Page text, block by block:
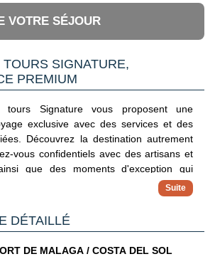
VOTRE SÉJOUR
SIGNATURE,
PREMIUM
tours Signature vous proposent une
exclusive avec des services et des
Découvrez la destination autrement
vous confidentiels avec des artisans et
que des moments d'exception qui
des établissements sélectionnés pour
situation idéale, au cœur de chaque
DÉTAILLÉ
DE MALAGA / COSTA DEL SOL